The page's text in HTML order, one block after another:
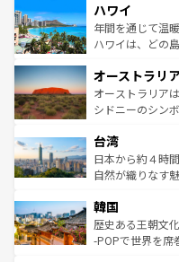
ば市内交通費無料で
着のスイス情報は
のような巨大都
ンメントが詰ま
西部には大自然
部のニューオー
文化が魅力。旅
しみながら、そ
ならではの贅沢な旅のスタ
情報はコンテン
ハワイ
年間を通じて温
ハワイは、どの
ワイ島は見逃せ
島だが、静かな
おすすめ。エメ
れるおもてなし
人々、おいしい
ク、伝統的なフ
ワイを、存分に味わってほし
はコンテンツ一覧
オーストラリ
オーストラリア
シドニーのシン
リアリーフや大
ク）、タスマニ
ど、見どころが
いる。アクティ
ビング、ハイキ
い。オーストラ
台湾
日本から約４時
自然が織りなす
ン）、静ひつな
と山間の静けさ
驚きをもたらし
韓国
歴史ある王朝文
-POPで世界を席